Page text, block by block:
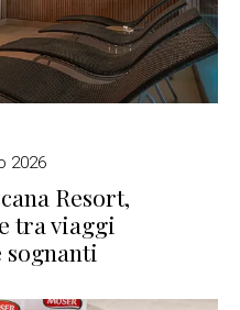
2026
Resort,
tra viaggi